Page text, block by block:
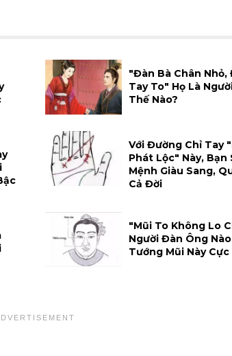
"Đàn Bà Chân Nhỏ,
Tay To" Họ Là
Thế Nào?
Với Đường Chỉ Tay
Phát Lộc" Này, Bạn
Mệnh Giàu Sang,
Cả Đời
"Mũi To Không Lo
Người Đàn Ông Nào
Tướng Mũi Này Cực